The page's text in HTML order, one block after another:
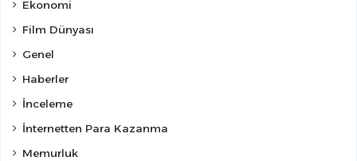
Ekonomi
Film Dünyası
Genel
Haberler
İnceleme
İnternetten Para Kazanma
Memurluk